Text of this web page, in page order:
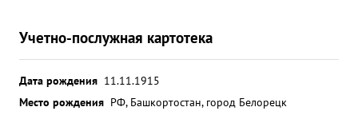
Учетно-послужная картотека
Дата рождения 11.11.1915
Место рождения РФ, Башкортостан, город Белорецк